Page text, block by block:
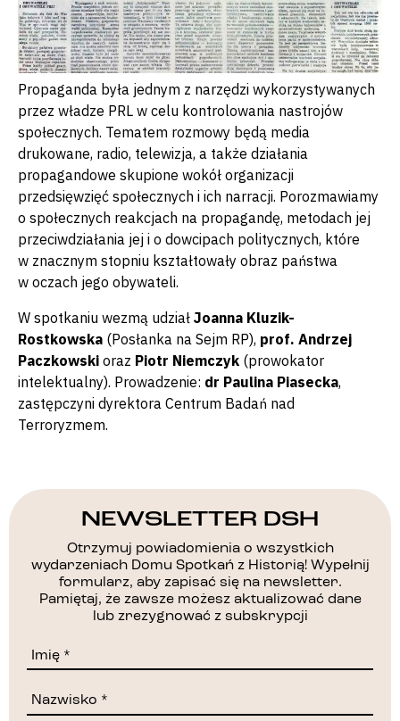
Propaganda była jednym z narzędzi wykorzystywanych
przez władze PRL w celu kontrolowania nastrojów
społecznych. Tematem rozmowy będą media
drukowane, radio, telewizja, a także działania
propagandowe skupione wokół organizacji
przedsięwzięć społecznych i ich narracji. Porozmawiamy
o społecznych reakcjach na propagandę, metodach jej
przeciwdziałania jej i o dowcipach politycznych, które
w znacznym stopniu kształtowały obraz państwa
w oczach jego obywateli.
W spotkaniu wezmą udział Joanna Kluzik-
Rostkowska (Posłanka na Sejm RP), prof. Andrzej
Paczkowski oraz Piotr Niemczyk (prowokator
intelektualny). Prowadzenie: dr Paulina Piasecka,
zastępczyni dyrektora Centrum Badań nad
Terroryzmem.
NEWSLETTER DSH
Otrzymuj powiadomienia o wszystkich
wydarzeniach Domu Spotkań z Historią! Wypełnij
formularz, aby zapisać się na newsletter.
Pamiętaj, że zawsze możesz aktualizować dane
lub zrezygnować z subskrypcji